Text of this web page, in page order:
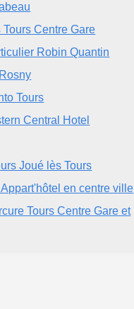
Tours Centre Gare
Robin Quantin
Tours
Central Hotel
Joué lès Tours
en centre ville
Tours Centre Gare et